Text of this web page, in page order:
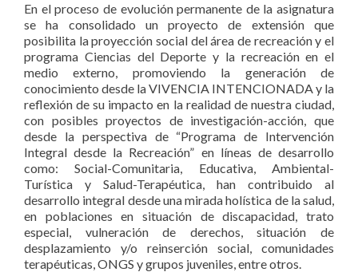
En el proceso de evolución permanente de la asignatura
se ha consolidado un proyecto de extensión que
posibilita la proyección social del área de recreación y el
programa Ciencias del Deporte y la recreación en el
medio externo, promoviendo la generación de
conocimiento desde la VIVENCIA INTENCIONADA y la
reflexión de su impacto en la realidad de nuestra ciudad,
con posibles proyectos de investigación-acción, que
desde la perspectiva de “Programa de Intervención
Integral desde la Recreación” en líneas de desarrollo
como: Social-Comunitaria, Educativa, Ambiental-
Turística y Salud-Terapéutica, han contribuido al
desarrollo integral desde una mirada holística de la salud,
en poblaciones en situación de discapacidad, trato
especial, vulneración de derechos, situación de
desplazamiento y/o reinserción social, comunidades
terapéuticas, ONGS y grupos juveniles, entre otros.